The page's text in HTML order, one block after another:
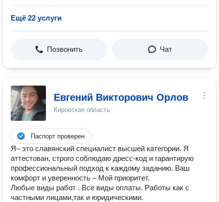
Ещё 22 услуги
Позвонить Чат
Евгений Викторович Орлов
Кировская область
Паспорт проверен
Я– это славянский специалист высшей категории. Я
аттестован, строго соблюдаю дресс-код и гарантирую
профессиональный подход к каждому заданию. Ваш
комфорт и уверенность – Мой приоритет.
Любые виды работ . Все виды оплаты. Работы как с
частными лицами,так и юридическими.